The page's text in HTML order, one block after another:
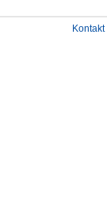
Kontakt|